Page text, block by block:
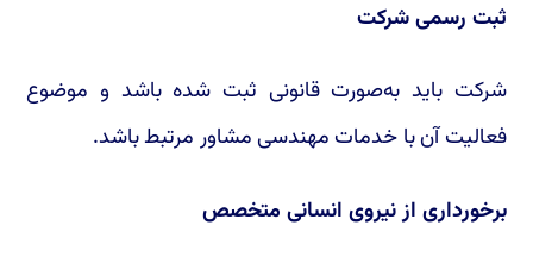
ثبت رسمی شرکت
شرکت باید به‌صورت قانونی ثبت شده باشد و موضوع
فعالیت آن با خدمات مهندسی مشاور مرتبط باشد.
برخورداری از نیروی انسانی متخصص